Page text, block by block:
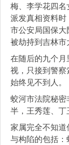
梅、李学花四
派发真相资料
市公安局国保
被劫持到吉林市
在随后的九个
视，只接到警
始终见不到人。
蛟河市法院秘
半，王秀莲、丁
家属完全不知
与构陷的包括